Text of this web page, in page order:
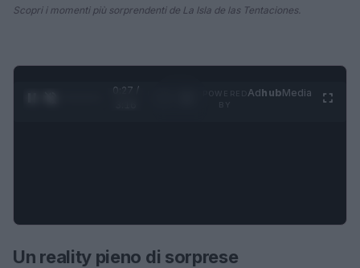
Scopri i momenti più sorprendenti de La Isla de las Tentaciones.
0:28 /
AdhubMedia
Un reality pieno di sorprese